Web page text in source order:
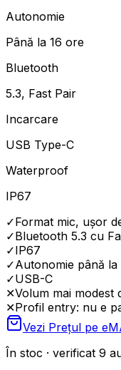
Autonomie
Până la 16 ore
Bluetooth
5.3, Fast Pair
Incarcare
USB Type-C
Waterproof
IP67
✓Format mic, ușor
✓Bluetooth 5.3 cu
✓IP67
✓Autonomie până la
✓USB-C
✕Volum mai modest
✕Profil entry: nu e
Vezi Prețul pe
În stoc · verificat 9